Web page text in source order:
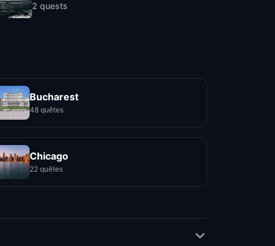
2 quests
Bucharest
48 quêtes
Chicago
22 quêtes